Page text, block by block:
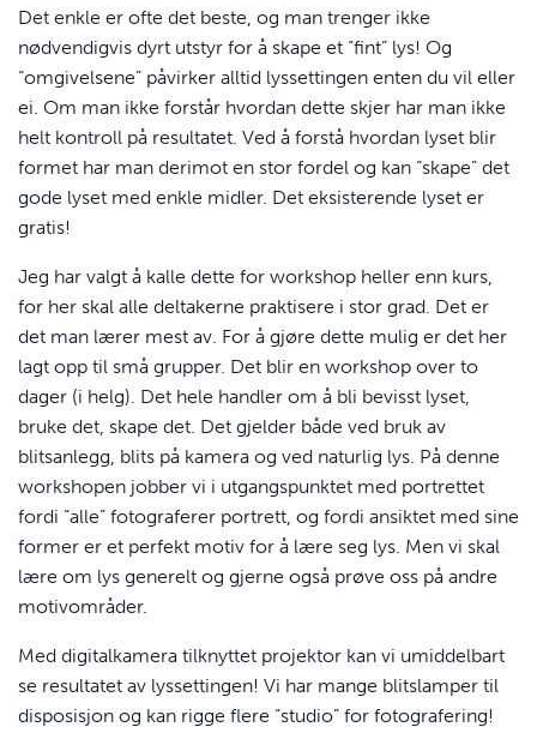
Det enkle er ofte det beste, og man trenger ikke
nødvendigvis dyrt utstyr for å skape et “fint” lys! Og
“omgivelsene” påvirker alltid lyssettingen enten du vil eller
ei. Om man ikke forstår hvordan dette skjer har man ikke
helt kontroll på resultatet. Ved å forstå hvordan lyset blir
formet har man derimot en stor fordel og kan “skape” det
gode lyset med enkle midler. Det eksisterende lyset er
gratis!
Jeg har valgt å kalle dette for workshop heller enn kurs,
for her skal alle deltakerne praktisere i stor grad. Det er
det man lærer mest av. For å gjøre dette mulig er det her
lagt opp til små grupper. Det blir en workshop over to
dager (i helg). Det hele handler om å bli bevisst lyset,
bruke det, skape det. Det gjelder både ved bruk av
blitsanlegg, blits på kamera og ved naturlig lys. På denne
workshopen jobber vi i utgangspunktet med portrettet
fordi “alle” fotograferer portrett, og fordi ansiktet med sine
former er et perfekt motiv for å lære seg lys. Men vi skal
lære om lys generelt og gjerne også prøve oss på andre
motivområder.
Med digitalkamera tilknyttet projektor kan vi umiddelbart
se resultatet av lyssettingen! Vi har mange blitslamper til
disposisjon og kan rigge flere “studio” for fotografering!